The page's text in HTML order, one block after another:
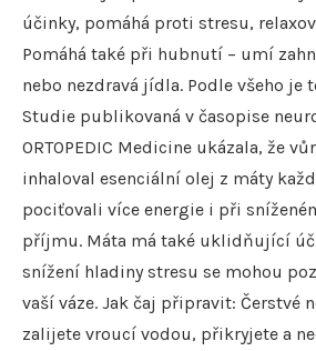
účinky, pomáhá proti stresu,
Pomáhá také při hubnutí – umí
nebo nezdravá jídla. Podle všeho je
Studie publikovaná v časopise
ORTOPEDIC Medicine ukázala, že
inhaloval esenciální olej z máty
pociťovali více energie i při
příjmu. Máta má také uklidňující
snížení hladiny stresu se mohou
vaší váze. Jak čaj připravit: Čerstvé
zalijete vroucí vodou, přikryjete a